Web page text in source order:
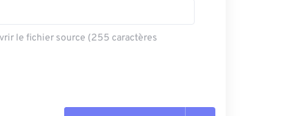
le fichier source (255 caractères